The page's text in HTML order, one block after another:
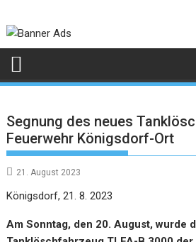
Segnung des neues
Feuerwehr Königsdorf-Ort
21. August 2023
Königsdorf, 21. 8. 2023
Am Sonntag, den 20. August, wurde